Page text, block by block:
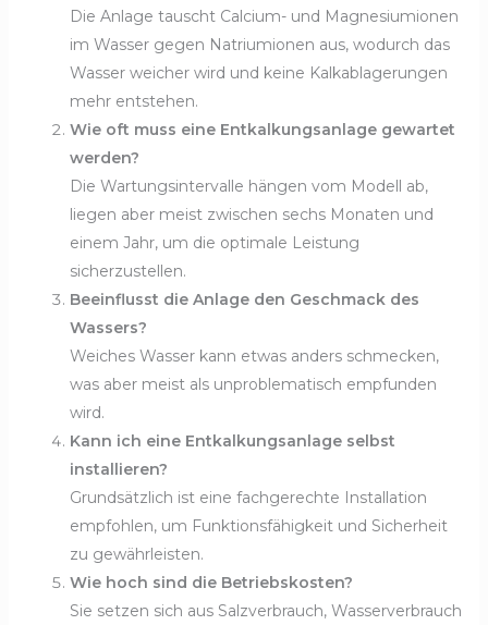
Die Anlage tauscht Calcium- und Magnesiumionen
im Wasser gegen Natriumionen aus, wodurch das
Wasser weicher wird und keine Kalkablagerungen
mehr entstehen.
Wie oft muss eine Entkalkungsanlage gewartet
werden?
Die Wartungsintervalle hängen vom Modell ab,
liegen aber meist zwischen sechs Monaten und
einem Jahr, um die optimale Leistung
sicherzustellen.
Beeinflusst die Anlage den Geschmack des
Wassers?
Weiches Wasser kann etwas anders schmecken,
was aber meist als unproblematisch empfunden
wird.
Kann ich eine Entkalkungsanlage selbst
installieren?
Grundsätzlich ist eine fachgerechte Installation
empfohlen, um Funktionsfähigkeit und Sicherheit
zu gewährleisten.
Wie hoch sind die Betriebskosten?
Sie setzen sich aus Salzverbrauch, Wasserverbrauch